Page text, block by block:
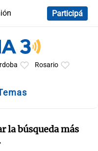
Participá
Rosario
la búsqueda más